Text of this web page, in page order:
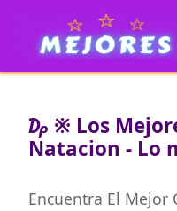
₯ ※ Los
Natacion - Lo
Encuentra El Mejor